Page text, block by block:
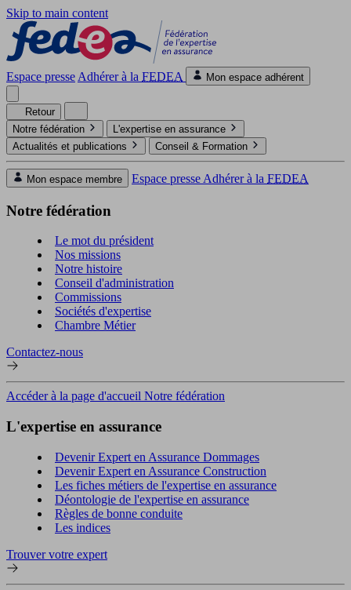
Skip to main content
Espace presse Adhérer à la FEDEA Mon espace adhérent
Retour
Notre fédération
L'expertise en assurance
Actualités et publications
Conseil & Formation
Mon espace membre Espace presse Adhérer à la FEDEA
Notre fédération
Le mot du président
Nos missions
Notre histoire
Conseil d'administration
Commissions
Sociétés d'expertise
Chambre Métier
Contactez-nous
Accéder à la page d'accueil Notre fédération
L'expertise en assurance
Devenir Expert en Assurance Dommages
Devenir Expert en Assurance Construction
Les fiches métiers de l'expertise en assurance
Déontologie de l'expertise en assurance
Règles de bonne conduite
Les indices
Trouver votre expert